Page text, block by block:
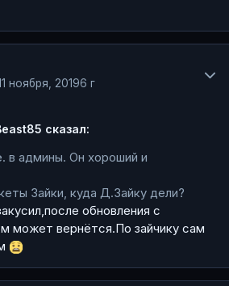
ноября, 20196 г
сказал:
в админы. Он хороший и
Зайки, куда Д.Зайку дели?
обновления с
может вернётся.По зайчику сам